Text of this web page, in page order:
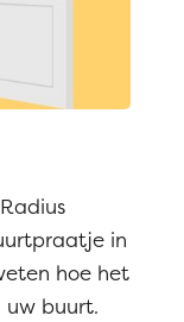
in
hoe het
buurt.